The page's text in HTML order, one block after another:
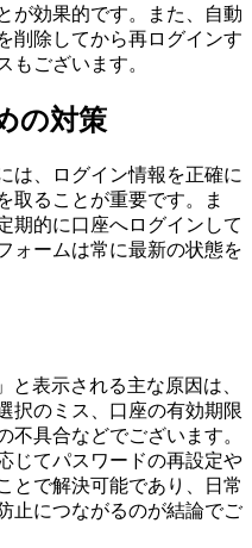
が効果的です。また、自動
削除してから再ログインす
もございます。
の対策
は、ログイン情報を正確に
取ることが重要です。ま
期的に口座へログインして
ォームは常に最新の状態を
と表示される主な原因は、
択のミス、口座の有効期限
不具合などでございます。
じてパスワードの再設定や
とで解決可能であり、日常
止につながるのが結論でご